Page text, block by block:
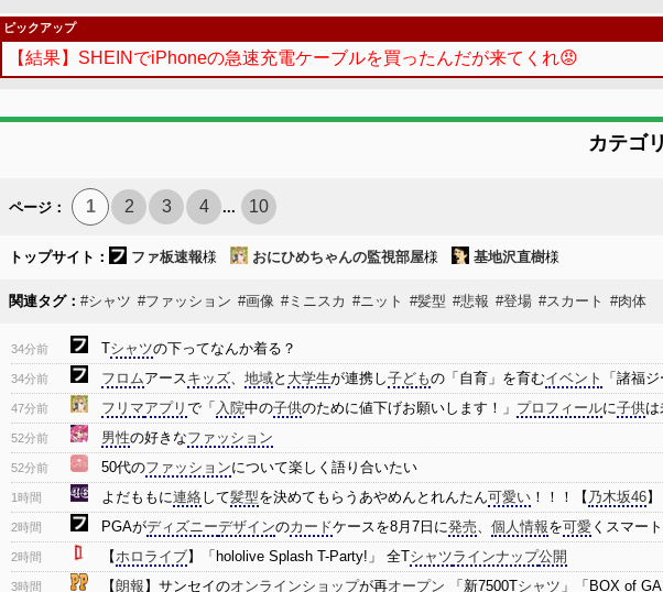
ピックアップ
【結果】SHEINでiPhoneの急速充電ケーブルを買ったんだが来てくれ😡
カテゴ